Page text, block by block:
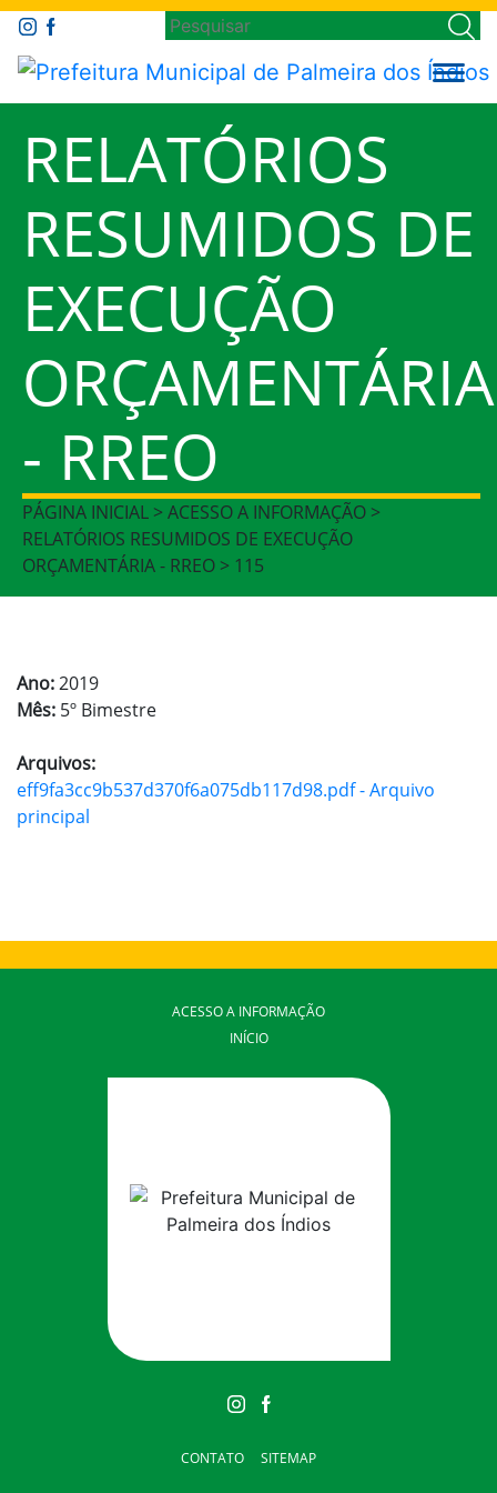
RELATÓRIOS
RESUMIDOS DE
EXECUÇÃO
ORÇAMENTÁRIA
- RREO
PÁGINA INICIAL > ACESSO A INFORMAÇÃO >
RELATÓRIOS RESUMIDOS DE EXECUÇÃO
ORÇAMENTÁRIA - RREO > 115
Ano:2019
Mês: 5º Bimestre
Arquivos:
eff9fa3cc9b537d370f6a075db117d98.pdf - Arquivo
principal
ACESSO A INFORMAÇÃO
INÍCIO
CONTATO SITEMAP